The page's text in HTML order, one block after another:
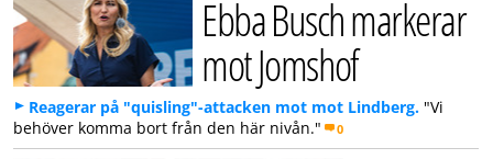
Ebba Busch markerar
mot Jomshof
Reagerar på "quisling"-attacken mot mot Lindberg. "Vi
behöver komma bort från den här nivån."
0